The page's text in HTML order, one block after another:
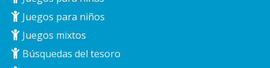
Juegos para niños
Juegos mixtos
Búsquedas del tesoro